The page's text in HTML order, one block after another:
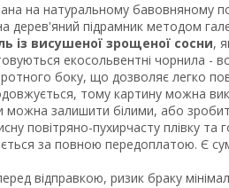
на натуральному бавовняному
дерев'яний підрамник методом
із висушеної зрощеної сосни,
екосольвентні чорнила -
боку, що дозволяє легко
тому картину можна
залишити білими, або
повітряно-пухирчасту плівку та
за повною передоплатою. Є
відправкою, ризик браку